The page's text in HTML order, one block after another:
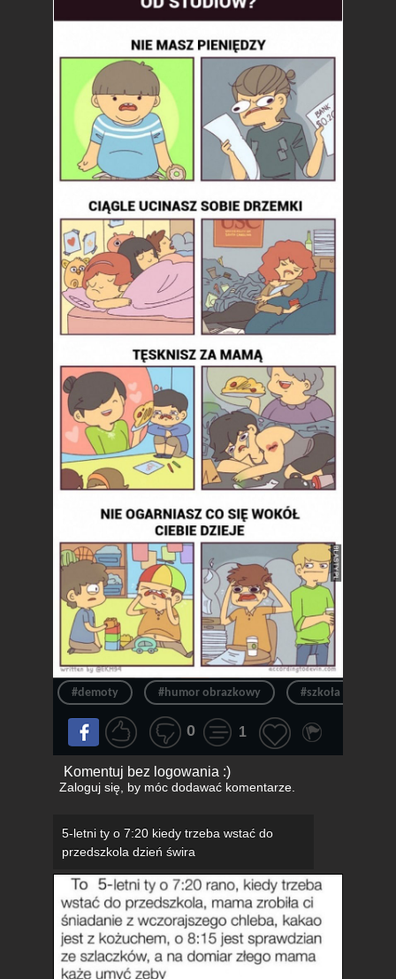
#demoty #humor obrazkowy #szkoła
0 1
Komentuj bez logowania :)
Zaloguj się, by móc dodawać komentarze.
5-letni ty o 7:20 kiedy trzeba wstać do
przedszkola dzień świra